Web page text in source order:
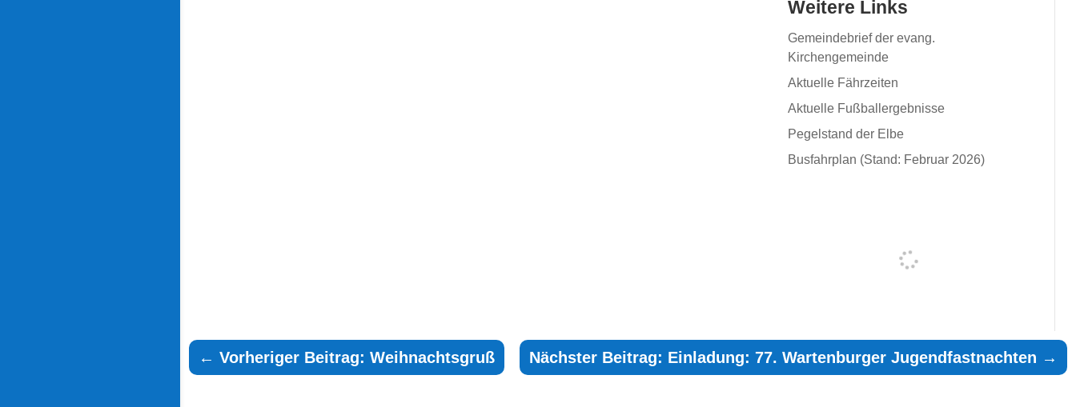
Weitere Links
Gemeindebrief der evang.
Kirchengemeinde
Aktuelle Fährzeiten
Aktuelle Fußballergebnisse
Pegelstand der Elbe
Busfahrplan (Stand: Februar 2026)
←Vorheriger Beitrag: Weihnachtsgruß Nächster Beitrag: Einladung: 77. Wartenburger Jugendfastnachten →